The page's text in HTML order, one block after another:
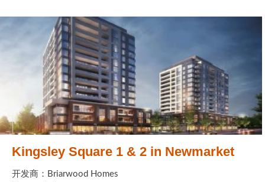
Kingsley Square 1 & 2 in Newmarket
开发商：Briarwood Homes